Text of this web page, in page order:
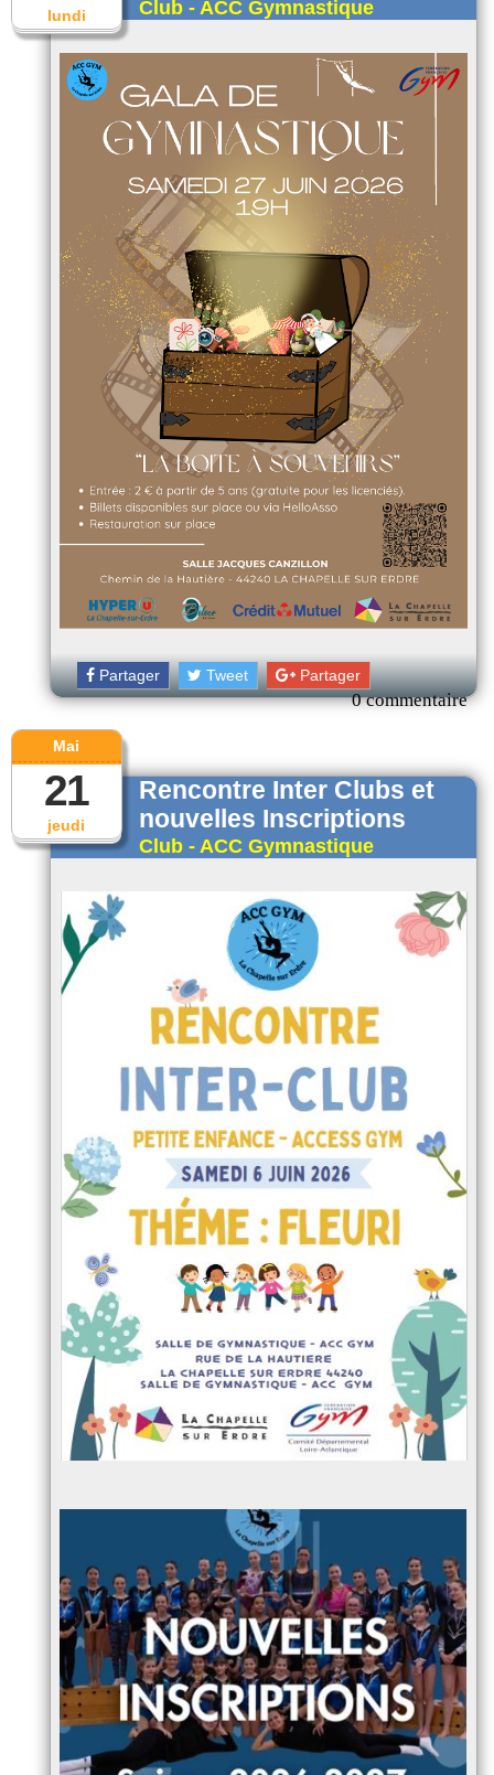
lundi Club - ACC Gymnastique
Partager Tweet Partager
0 commentaire
jeudi
Mai
21
Rencontre Inter Clubs et
nouvelles Inscriptions
Club - ACC Gymnastique